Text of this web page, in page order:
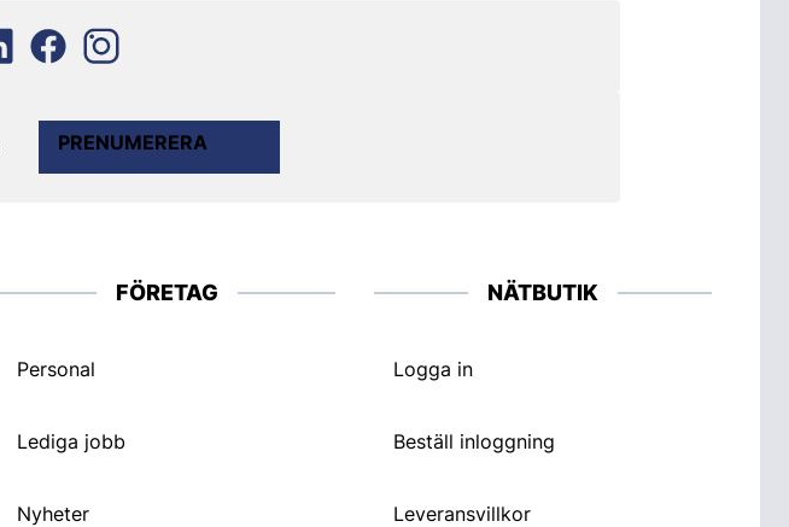
PRENUMERERA
FÖRETAG
Personal
Lediga jobb
Nyheter
NÄTBUTIK
Logga in
Beställ inloggning
Leveransvillkor